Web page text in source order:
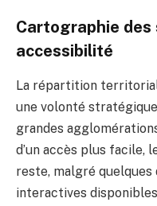
Cartographie
accessibilité
La répartition
une volonté
grandes
d’un accès plus facile,
reste, malgré
interactives